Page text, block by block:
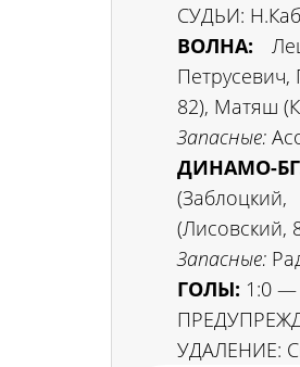
СУДЬИ:
ВОЛНА:
Петрусевич,
82), Матяш
Запасные:
ДИНАМО-
(Лисовский,
Запасные:
ГОЛЫ: 1:0 —
УДАЛЕНИЕ: